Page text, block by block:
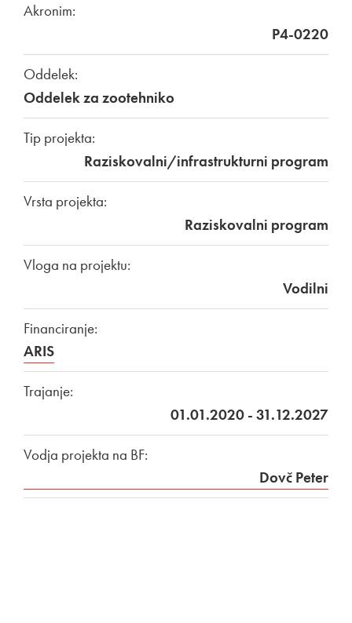
Akronim:
P4-0220
Oddelek:
Oddelek za zootehniko
Tip projekta:
Raziskovalni/infrastrukturni program
Vrsta projekta:
Raziskovalni program
Vloga na projektu:
Vodilni
Financiranje:
ARIS
Trajanje:
01.01.2020 - 31.12.2027
Vodja projekta na BF:
Dovč Peter